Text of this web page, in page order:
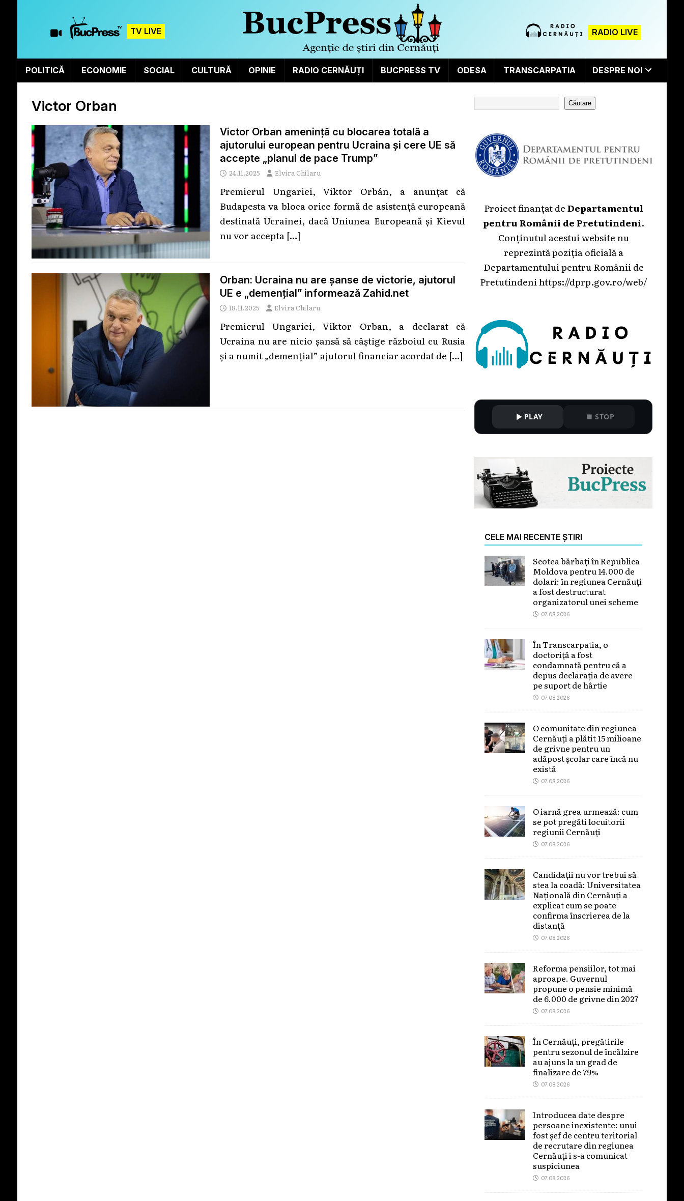
TV LIVE RADIO LIVE
POLITICĂ ECONOMIE SOCIAL CULTURĂ OPINIE RADIO CERNĂUȚI BUCPRESS TV ODESA TRANSCARPATIA DESPRE NOI
Victor Orban
Victor Orban amenință cu blocarea totală a
ajutorului european pentru Ucraina și cere UE să
accepte „planul de pace Trump”
24.11.2025 Elvira Chilaru
Premierul Ungariei, Viktor Orbán, a anunțat că
Budapesta va bloca orice formă de asistență europeană
destinată Ucrainei, dacă Uniunea Europeană și Kievul
nu vor accepta […]
Orban: Ucraina nu are șanse de victorie, ajutorul
UE e „demențial” informează Zahid.net
18.11.2025 Elvira Chilaru
Premierul Ungariei, Viktor Orban, a declarat că
Ucraina nu are nicio șansă să câștige războiul cu Rusia
și a numit „demențial” ajutorul financiar acordat de […]
Căutare
Proiect finanțat deDepartamentul
pentru Românii de Pretutindeni.
Conținutul acestui website nu
reprezintă poziția oficială a
Departamentului pentru Românii de
Pretutindenihttps://dprp.gov.ro/web/
PLAY STOP
CELE MAI RECENTE ȘTIRI
Scotea bărbați în Republica
Moldova pentru 14.000 de
dolari: în regiunea Cernăuți
a fost destructurat
organizatorul unei scheme
07.08.2026
În Transcarpatia, o
doctoriță a fost
condamnată pentru că a
depus declarația de avere
pe suport de hârtie
07.08.2026
O comunitate din regiunea
Cernăuți a plătit 15 milioane
de grivne pentru un
adăpost școlar care încă nu
există
07.08.2026
O iarnă grea urmează: cum
se pot pregăti locuitorii
regiunii Cernăuți
07.08.2026
Candidații nu vor trebui să
stea la coadă: Universitatea
Națională din Cernăuți a
explicat cum se poate
confirma înscrierea de la
distanță
07.08.2026
Reforma pensiilor, tot mai
aproape. Guvernul
propune o pensie minimă
de 6.000 de grivne din 2027
07.08.2026
În Cernăuți, pregătirile
pentru sezonul de încălzire
au ajuns la un grad de
finalizare de 79%
07.08.2026
Introducea date despre
persoane inexistente: unui
fost șef de centru teritorial
de recrutare din regiunea
Cernăuți i s-a comunicat
suspiciunea
07.08.2026